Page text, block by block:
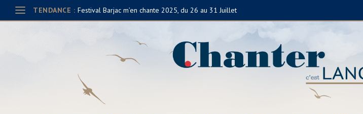
TENDANCE : Festival Barjac m’en chante 2025, du 26 au 31 Juillet